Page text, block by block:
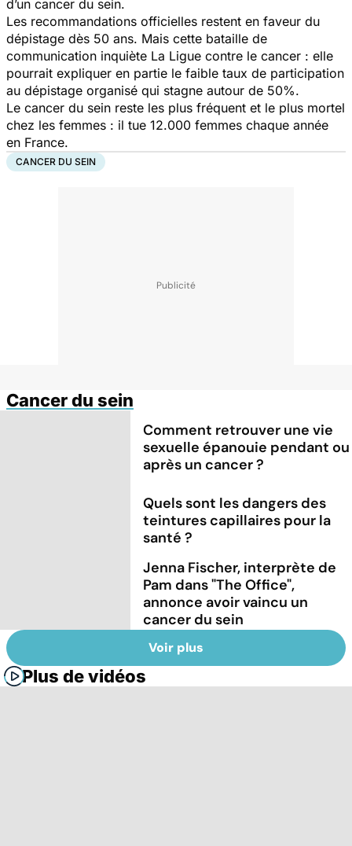
d’un cancer du sein.
Les recommandations officielles restent en faveur du
dépistage dès 50 ans. Mais cette bataille de
communication inquiète La Ligue contre le cancer : elle
pourrait expliquer en partie le faible taux de participation
au dépistage organisé qui stagne autour de 50%.
Le cancer du sein reste les plus fréquent et le plus mortel
chez les femmes : il tue 12.000 femmes chaque année
en France.
CANCER DU SEIN
Cancer du sein
Comment retrouver une vie
sexuelle épanouie pendant ou
après un cancer ?
Quels sont les dangers des
teintures capillaires pour la
santé ?
Jenna Fischer, interprète de
Pam dans "The Office",
annonce avoir vaincu un
cancer du sein
Voir plus
Plus de vidéos